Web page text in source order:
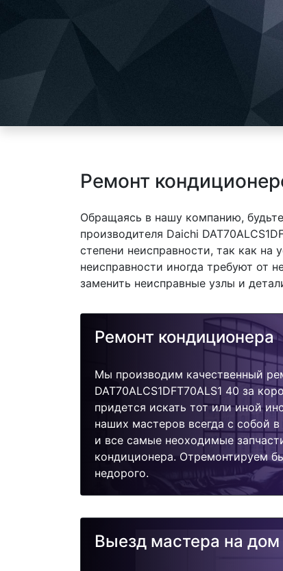
Ремонт
Обращаясь в нашу компанию,
производителя Daichi
степени неисправности, так как
неисправности иногда требуют от
заменить неисправные узлы и
Ремонт кондиционера
Мы производим качественный
DAT70ALCS1DFT70ALS1 40 за
придется искать тот или иной
наших мастеров всегда с собой
и все самые неоходимые
кондиционера. Отремонтируем
недорого.
Выезд мастера на дом